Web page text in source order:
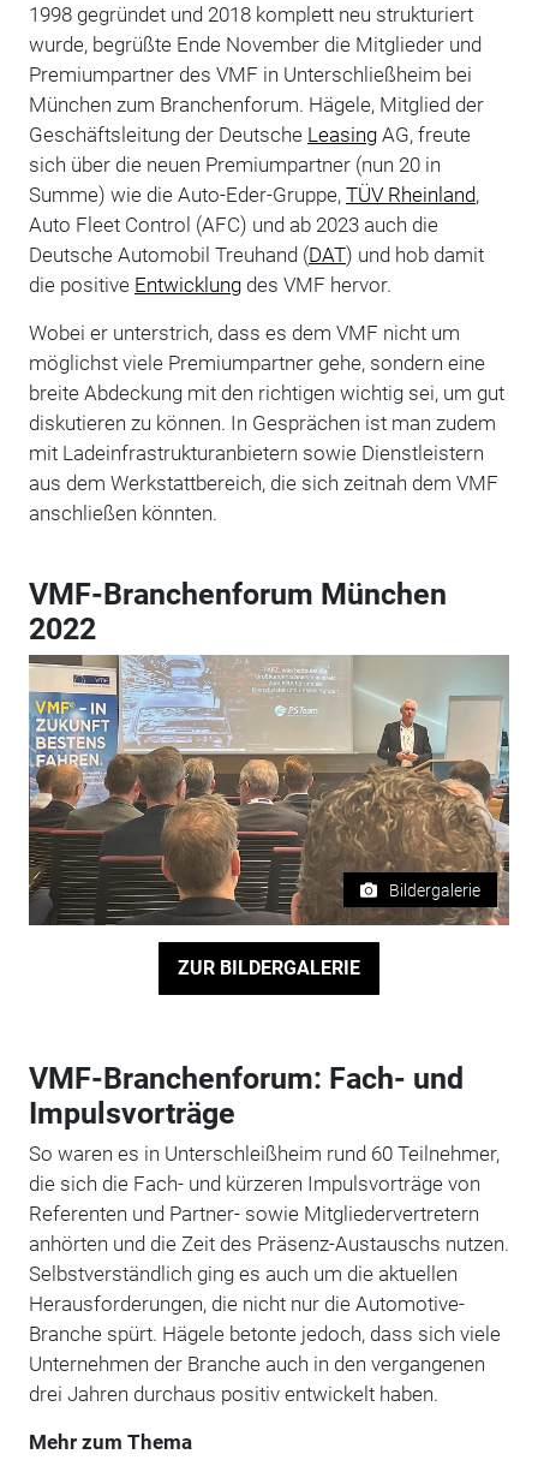
1998 gegründet und 2018 komplett neu strukturiert
wurde, begrüßte Ende November die Mitglieder und
Premiumpartner des VMF in Unterschließheim bei
München zum Branchenforum. Hägele, Mitglied der
Geschäftsleitung der Deutsche LeasingAG, freute
sich über die neuen Premiumpartner (nun 20 in
Summe) wie die Auto-Eder-Gruppe, TÜV Rheinland,
Auto Fleet Control (AFC) und ab 2023 auch die
Deutsche Automobil Treuhand (DAT) und hob damit
die positive Entwicklungdes VMF hervor.
Wobei er unterstrich, dass es dem VMF nicht um
möglichst viele Premiumpartner gehe, sondern eine
breite Abdeckung mit den richtigen wichtig sei, um gut
diskutieren zu können. In Gesprächen ist man zudem
mit Ladeinfrastrukturanbietern sowie Dienstleistern
aus dem Werkstattbereich, die sich zeitnah dem VMF
anschließen könnten.
VMF-Branchenforum München
2022
Bildergalerie
ZUR BILDERGALERIE
VMF-Branchenforum: Fach- und
Impulsvorträge
So waren es in Unterschleißheim rund 60 Teilnehmer,
die sich die Fach- und kürzeren Impulsvorträge von
Referenten und Partner- sowie Mitgliedervertretern
anhörten und die Zeit des Präsenz-Austauschs nutzen.
Selbstverständlich ging es auch um die aktuellen
Herausforderungen, die nicht nur die Automotive-
Branche spürt. Hägele betonte jedoch, dass sich viele
Unternehmen der Branche auch in den vergangenen
drei Jahren durchaus positiv entwickelt haben.
Mehr zum Thema